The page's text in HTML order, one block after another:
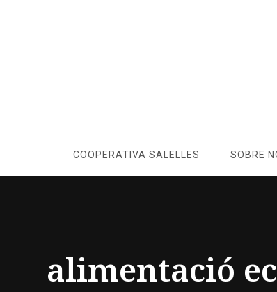
COOPERATIVA SALELLES SOBRE
alimentació